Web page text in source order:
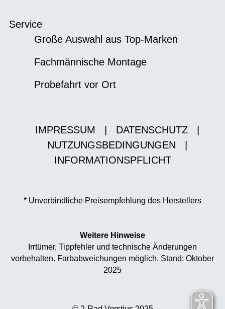
Service
Große Auswahl aus Top-Marken
Fachmännische Montage
Probefahrt vor Ort
IMPRESSUM DATENSCHUTZ
NUTZUNGSBEDINGUNGEN
INFORMATIONSPFLICHT
* Unverbindliche Preisempfehlung des Herstellers
Weitere Hinweise
Irrtümer, Tippfehler und technische Änderungen
vorbehalten. Farbabweichungen möglich. Stand: Oktober
2025